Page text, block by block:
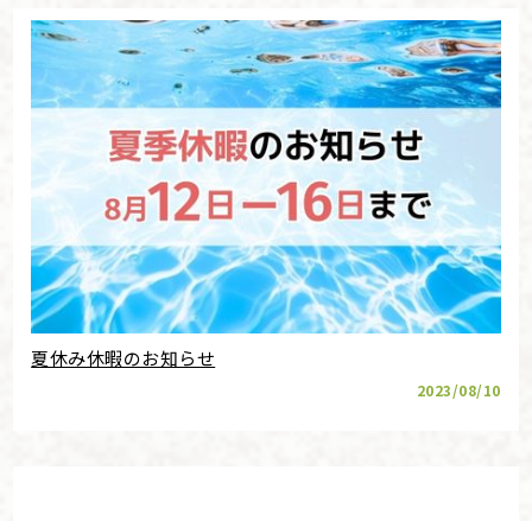
夏休み休暇のお知らせ
2023/08/10